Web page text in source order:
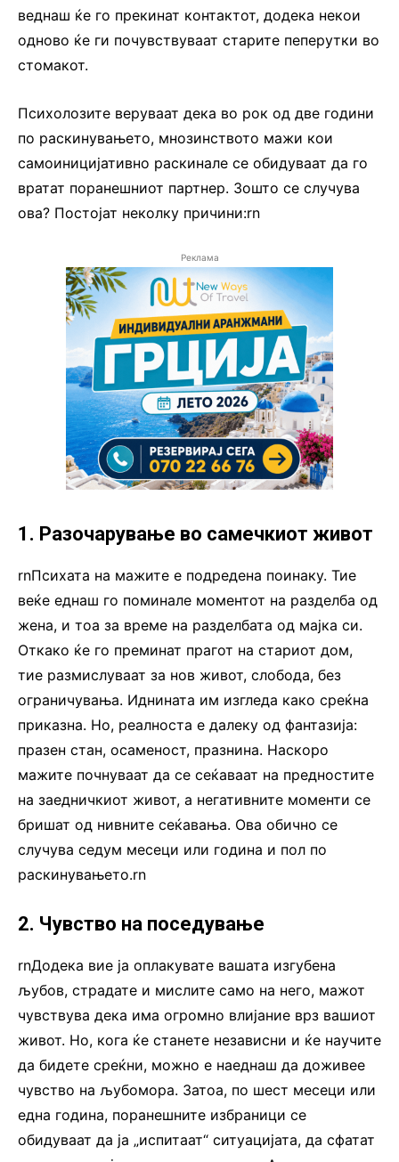
веднаш ќе го прекинат контактот, додека некои
одново ќе ги почувствуваат старите пеперутки во
стомакот.
Психолозите веруваат дека во рок од две години
по раскинувањето, мнозинството мажи кои
самоиницијативно раскинале се обидуваат да го
вратат поранешниот партнер. Зошто се случува
ова? Постојат неколку причини:rn
Реклама
1. Разочарување во самечкиот живот
rnПсихата на мажите е подредена поинаку. Тие
веќе еднаш го поминале моментот на разделба од
жена, и тоа за време на разделбата од мајка си.
Откако ќе го преминат прагот на стариот дом,
тие размислуваат за нов живот, слобода, без
ограничувања. Иднината им изгледа како среќна
приказна. Но, реалноста е далеку од фантазија:
празен стан, осаменост, празнина. Наскоро
мажите почнуваат да се сеќаваат на предностите
на заедничкиот живот, а негативните моменти се
бришат од нивните сеќавања. Ова обично се
случува седум месеци или година и пол по
раскинувањето.rn
2. Чувство на поседување
rnДодека вие ја оплакувате вашата изгубена
љубов, страдате и мислите само на него, мажот
чувствува дека има огромно влијание врз вашиот
живот. Но, кога ќе станете независни и ќе научите
да бидете среќни, можно е наеднаш да доживее
чувство на љубомора. Затоа, по шест месеци или
една година, поранешните избраници се
обидуваат да ја „испитаат“ ситуацијата, да сфатат